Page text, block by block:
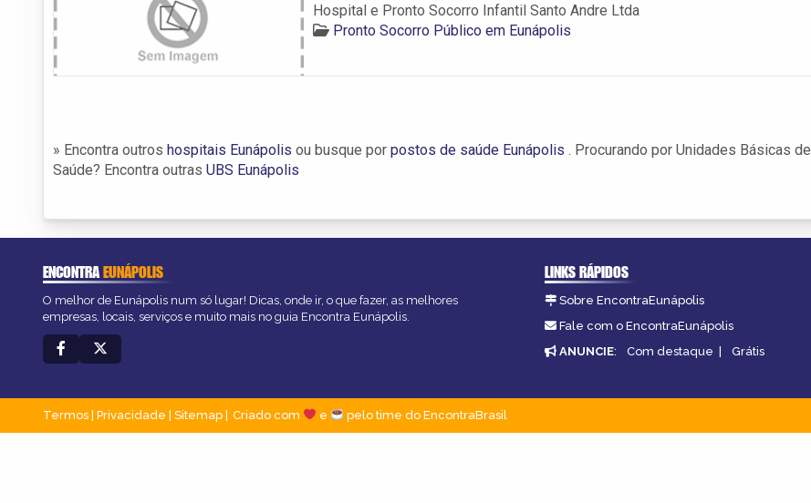
Hospital e Pronto Socorro Infantil Santo Andre Ltda
Pronto Socorro Público em Eunápolis
» Encontra outros hospitais Eunápolis ou busque por postos de saúde Eunápolis . Procurando por Unidades Básicas de
Saúde? Encontra outras UBS Eunápolis
ENCONTRAEUNÁPOLIS
O melhor de Eunápolis num só lugar! Dicas, onde ir, o que fazer, as melhores
empresas, locais, serviços e muito mais no guia Encontra Eunápolis.
LINKS RÁPIDOS
Sobre EncontraEunápolis
Fale com o EncontraEunápolis
ANUNCIE: Com destaque | Grátis
Termos Privacidade Sitemap Criado com e pelo time do EncontraBrasil